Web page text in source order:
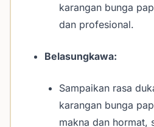
karangan bunga
dan profesional.
Belasungkawa:
Sampaikan rasa
karangan bunga
makna dan hormat,